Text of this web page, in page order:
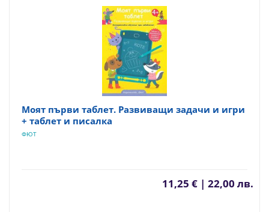
Моят първи таблет. Развиващи задачи и игри
+ таблет и писалка
ФЮТ
11,25 € | 22,00 лв.